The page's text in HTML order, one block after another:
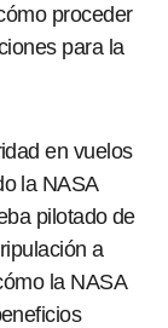
proceder
para la
en vuelos
la NASA
pilotado de
a
la NASA